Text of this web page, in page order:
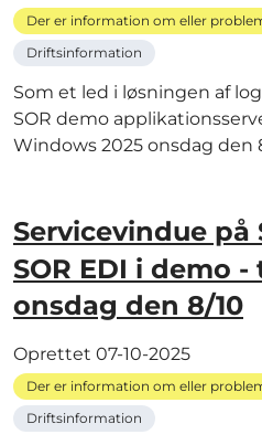
Der er information om eller
Driftsinformation
Som et led i løsningen af
SOR demo
Windows 2025 onsdag den
Servicevindue på
SOR EDI i demo -
onsdag den 8/10
Oprettet 07-10-2025
Der er information om eller
Driftsinformation